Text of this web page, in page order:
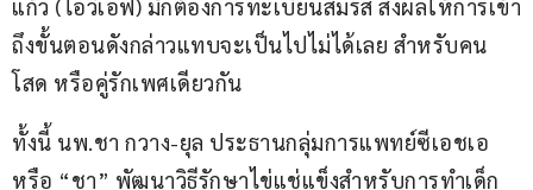
แก้ว (ไอวีเอฟ) มักต้องการทะเบียนสมรส ส่งผลให้การเข้า
ถึงขั้นตอนดังกล่าวแทบจะเป็นไปไม่ได้เลย สำหรับคน
โสด หรือคู่รักเพศเดียวกัน
ทั้งนี้ นพ.ชา กวาง-ยุล ประธานกลุ่มการแพทย์ซีเอชเอ
หรือ “ชา” พัฒนาวิธีรักษาไข่แช่แข็งสำหรับการทำเด็ก